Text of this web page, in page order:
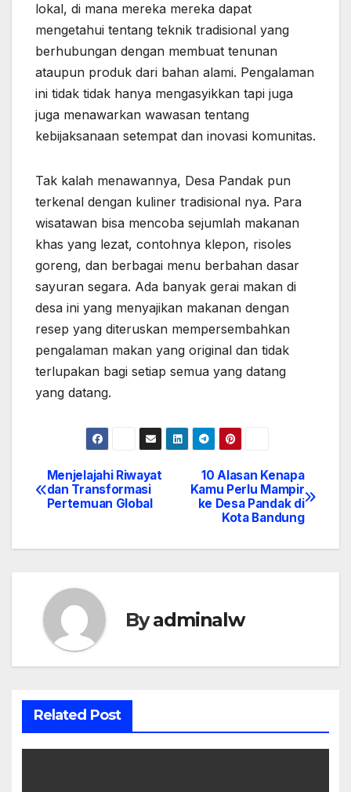
lokal, di mana mereka mereka dapat
mengetahui tentang teknik tradisional yang
berhubungan dengan membuat tenunan
ataupun produk dari bahan alami. Pengalaman
ini tidak tidak hanya mengasyikkan tapi juga
juga menawarkan wawasan tentang
kebijaksanaan setempat dan inovasi komunitas.
Tak kalah menawannya, Desa Pandak pun
terkenal dengan kuliner tradisional nya. Para
wisatawan bisa mencoba sejumlah makanan
khas yang lezat, contohnya klepon, risoles
goreng, dan berbagai menu berbahan dasar
sayuran segara. Ada banyak gerai makan di
desa ini yang menyajikan makanan dengan
resep yang diteruskan mempersembahkan
pengalaman makan yang original dan tidak
terlupakan bagi setiap semua yang datang
yang datang.
Post
navigation
10 Alasan Kenapa
Kamu Perlu Mampir
ke Desa Pandak di
Kota Bandung
Menjelajahi Riwayat
dan Transformasi
Pertemuan Global
Byadminalw
Related Post